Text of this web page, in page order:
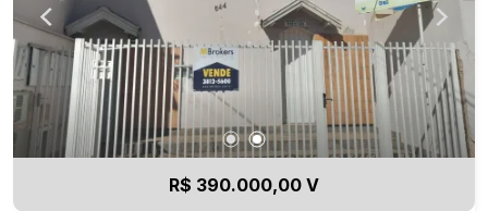
R$ 390.000,00 V